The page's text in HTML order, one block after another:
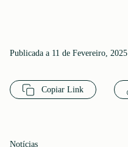
Publicada a 11 de Fevereiro, 2025
Copiar Link
Notícias